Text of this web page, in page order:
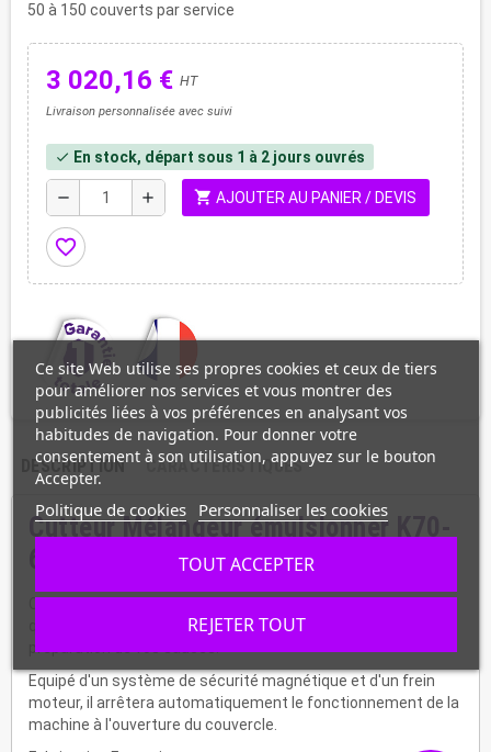
50 à 150 couverts par service
3 020,16 € HT
Livraison personnalisée avec suivi
check En stock, départ sous 1 à 2 jours ouvrés
remove add shopping_cart AJOUTER AU PANIER / DEVIS
favorite_border
DESCRIPTION CARACTÉRISTIQUES
Cutteur Mélangeur émulsionner K70-
que le hachage de condiments et d'herbes mais aussi la
Equipé d'un système de sécurité magnétique et d'un frein
moteur, il arrêtera automatiquement le fonctionnement de la
machine à l'ouverture du couvercle.
Ce site Web utilise ses propres cookies et ceux de tiers
pour améliorer nos services et vous montrer des
publicités liées à vos préférences en analysant vos
habitudes de navigation. Pour donner votre
consentement à son utilisation, appuyez sur le bouton
Accepter.
Politique de cookies Personnaliser les cookies
REJETER TOUT
TOUT ACCEPTER